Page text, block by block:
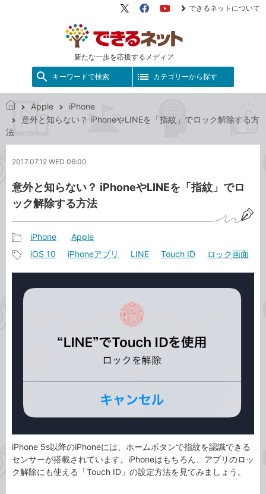
新たな一歩を応援するメディア
X（旧
FacebookYouTube
できるネットについて
キーワードで検索 カテゴリーから探す
で
ッ
Apple
iPhone
意外と知らない？ iPhoneやLINEを「指紋」でロック解除する方
法
2017.07.12 WED 06:00
意外と知らない？ iPhoneやLINEを「指紋」でロ
ック解除する方法
事
カ
テ
iPhone Apple
タ
iOS 10 iPhoneアプリ LINE Touch ID ロック画面
iPhone 5s以降のiPhoneには、ホームボタンで指紋を認識できる
センサーが搭載されています。iPhoneはもちろん、アプリのロッ
ク解除にも使える「Touch ID」の設定方法を見てみましょう。